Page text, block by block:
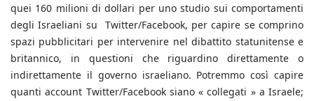
quei 160 milioni di dollari per uno studio sui comportamenti
degli Israeliani su Twitter/Facebook, per capire se comprino
spazi pubblicitari per intervenire nel dibattito statunitense e
britannico, in questioni che riguardino direttamente o
indirettamente il governo israeliano. Potremmo così capire
quanti account Twitter/Facebook siano « collegati » a Israele;